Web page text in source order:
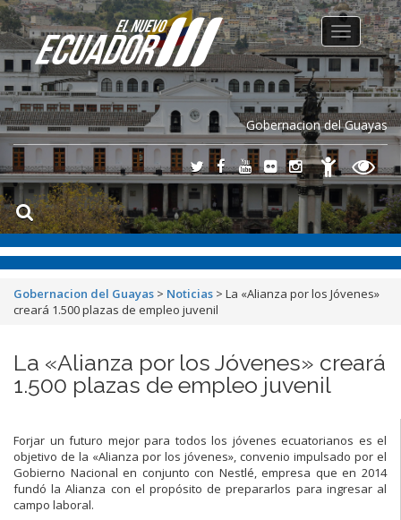
Gobernacion del Guayas
Toggle
navigation
Gobernacion del Guayas > Noticias > La «Alianza por los Jóvenes»
creará 1.500 plazas de empleo juvenil
La «Alianza por los Jóvenes» creará
1.500 plazas de empleo juvenil
Forjar un futuro mejor para todos los jóvenes ecuatorianos es el
objetivo de la «Alianza por los jóvenes», convenio impulsado por el
Gobierno Nacional en conjunto con Nestlé, empresa que en 2014
fundó la Alianza con el propósito de prepararlos para ingresar al
campo laboral.